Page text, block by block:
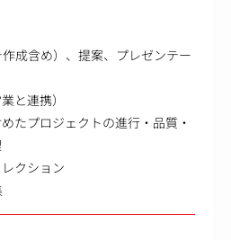
成含め）、提案、プレゼンテー
と連携）
たプロジェクトの進行・品質・
クション